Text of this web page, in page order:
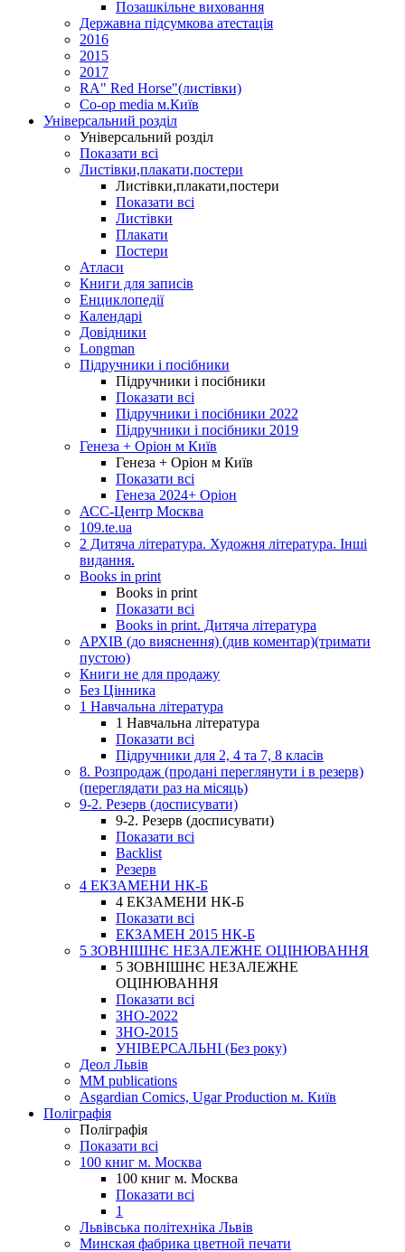
Позашкільне виховання
Державна підсумкова атестація
2016
2015
2017
RA" Red Horse"(листівки)
Co-op media м.Київ
Універсальний розділ
Універсальний розділ
Показати всі
Листівки,плакати,постери
Листівки,плакати,постери
Показати всі
Листівки
Плакати
Постери
Атласи
Книги для записів
Енциклопедії
Календарі
Довідники
Longman
Підручники і посібники
Підручники і посібники
Показати всі
Підручники і посібники 2022
Підручники і посібники 2019
Генеза + Оріон м Київ
Генеза + Оріон м Київ
Показати всі
Генеза 2024+ Оріон
АСС-Центр Москва
109.te.ua
2 Дитяча література. Художня література. Інші
видання.
Books in print
Books in print
Показати всі
Books in print. Дитяча література
АРХІВ (до вияснення) (див коментар)(тримати
пустою)
Книги не для продажу
Без Цінника
1 Навчальна література
1 Навчальна література
Показати всі
Підручники для 2, 4 та 7, 8 класів
8. Розпродаж (продані переглянути і в резерв)
(переглядати раз на місяць)
9-2. Резерв (досписувати)
9-2. Резерв (досписувати)
Показати всі
Backlist
Резерв
4 ЕКЗАМЕНИ НК-Б
4 ЕКЗАМЕНИ НК-Б
Показати всі
ЕКЗАМЕН 2015 НК-Б
5 ЗОВНІШНЄ НЕЗАЛЕЖНЕ ОЦІНЮВАННЯ
5 ЗОВНІШНЄ НЕЗАЛЕЖНЕ
ОЦІНЮВАННЯ
Показати всі
ЗНО-2022
ЗНО-2015
УНІВЕРСАЛЬНІ (Без року)
Деол Львів
MM publications
Asgardian Comics, Ugar Production м. Київ
Поліграфія
Поліграфія
Показати всі
100 книг м. Москва
100 книг м. Москва
Показати всі
1
Львівська політехніка Львів
Минская фабрика цветной печати